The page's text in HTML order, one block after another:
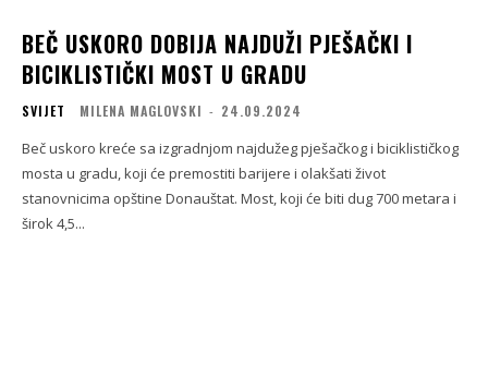
BEČ USKORO DOBIJA NAJDUŽI PJEŠAČKI I
BICIKLISTIČKI MOST U GRADU
SVIJET MILENA MAGLOVSKI - 24.09.2024
Beč uskoro kreće sa izgradnjom najdužeg pješačkog i biciklističkog
mosta u gradu, koji će premostiti barijere i olakšati život
stanovnicima opštine Donauštat. Most, koji će biti dug 700 metara i
širok 4,5...